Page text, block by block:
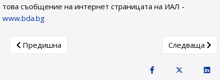
това съобщение на интернет страницата на ИАЛ -
www.bda.bg
Previous article: ДО „ИНТЕРНЕТАПТЕКА“ ООД
Предишна Next article:
Следваща